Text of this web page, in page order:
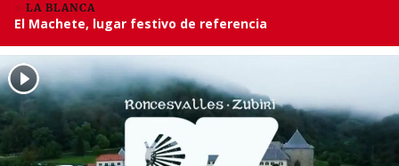
LA BLANCA
El Machete, lugar festivo de referencia